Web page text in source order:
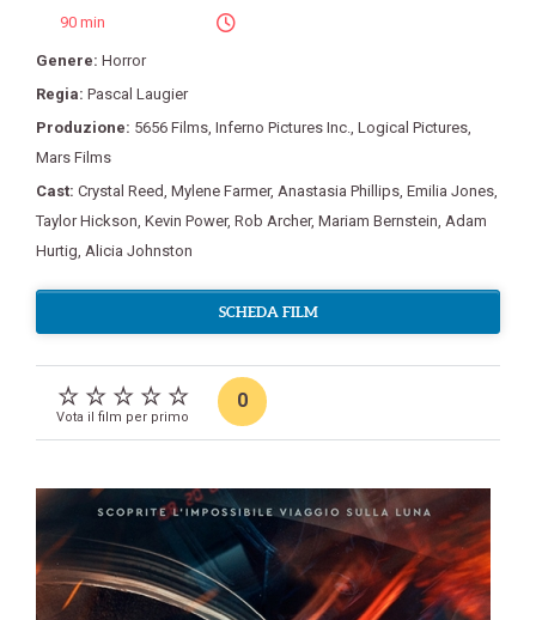
90 min
Genere: Horror
Regia: Pascal Laugier
Produzione: 5656 Films, Inferno Pictures Inc., Logical Pictures,
Mars Films
Cast: Crystal Reed, Mylene Farmer, Anastasia Phillips, Emilia Jones,
Taylor Hickson, Kevin Power, Rob Archer, Mariam Bernstein, Adam
Hurtig, Alicia Johnston
SCHEDA FILM
Vota il film per primo
0